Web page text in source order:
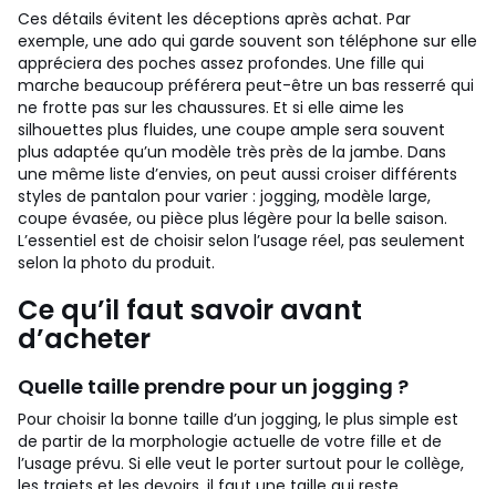
Ces détails évitent les déceptions après achat. Par
exemple, une ado qui garde souvent son téléphone sur elle
appréciera des poches assez profondes. Une fille qui
marche beaucoup préférera peut-être un bas resserré qui
ne frotte pas sur les chaussures. Et si elle aime les
silhouettes plus fluides, une coupe ample sera souvent
plus adaptée qu’un modèle très près de la jambe. Dans
une même liste d’envies, on peut aussi croiser différents
styles de pantalon pour varier : jogging, modèle large,
coupe évasée, ou pièce plus légère pour la belle saison.
L’essentiel est de choisir selon l’usage réel, pas seulement
selon la photo du produit.
Ce qu’il faut savoir avant
d’acheter
Quelle taille prendre pour un jogging ?
Pour choisir la bonne taille d’un jogging, le plus simple est
de partir de la morphologie actuelle de votre fille et de
l’usage prévu. Si elle veut le porter surtout pour le collège,